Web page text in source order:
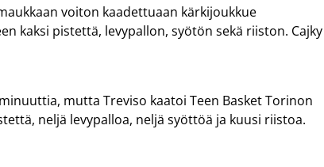
voiton kaadettuaan kärkijoukkue
kaksi pistettä, levypallon, syötön sekä riiston. Cajky
mutta Treviso kaatoi Teen Basket Torinon
neljä levypalloa, neljä syöttöä ja kuusi riistoa.